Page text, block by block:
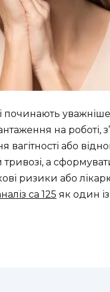
починають
на роботі,
вагітності або
а
ризики або
са 125 як один